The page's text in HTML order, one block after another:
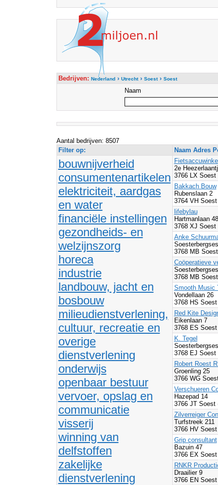
Bedrijven: Nederland› Utrecht› Soest› Soest
Naam
Aantal bedrijven: 8507
Filter op:
Naam Adres
bouwnijverheid
consumentenartikelen
elektriciteit, aardgas
en water
financiële instellingen
gezondheids- en
welzijnszorg
horeca
industrie
landbouw, jacht en
bosbouw
milieudienstverlening,
cultuur, recreatie en
overige
dienstverlening
onderwijs
openbaar bestuur
vervoer, opslag en
communicatie
visserij
winning van
delfstoffen
zakelijke
dienstverlening
2e
3766 LX Soest
Bakkach Bouw
Rubenslaan 2
3764 VH
lifebylau
Hartmanlaan 48
3768 XJ Soest
Anke
3768 MB
Coöperatieve
3768 MB
Smooth Music
Vondellaan 26
3768 HS
Red Kite
Eikenlaan 7
3768 ES
K. Tegel
3768 EJ Soest
Robert Roest
Groenling 25
3766 WG
Verschueren
Hazepad 14
3766 JT Soest
Zilverreiger
Turfstreek 211
3766 HV
Grip consultant
Bazuin 47
3766 EX
RNKR
Draailier 9
3766 EN